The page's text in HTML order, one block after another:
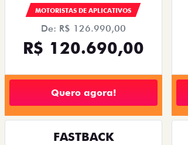
MOTORISTAS DE APLICATIVOS
De: R$ 126.990,00
R$ 120.690,00
Quero agora!
FASTBACK